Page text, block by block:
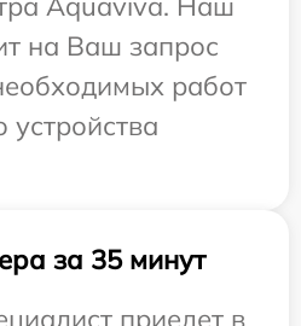
на Ваш запрос
работ
за 35 минут
приедет в